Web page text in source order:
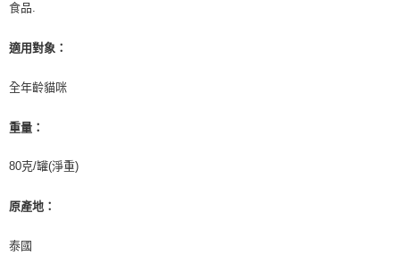
食品.
適用對象：
全年齡貓咪
重量：
80克/罐(淨重)
原產地：
泰國